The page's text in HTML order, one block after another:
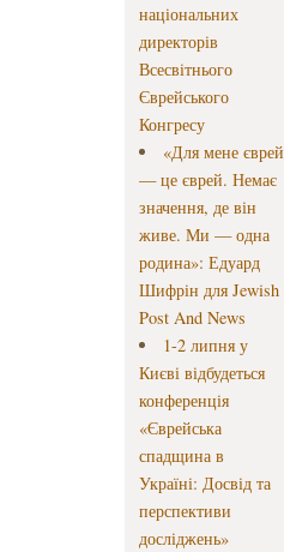
національних
директорів
Всесвітнього
Єврейського
Конгресу
«Для мене єврей
— це єврей. Немає
значення, де він
живе. Ми — одна
родина»: Едуард
Шифрін для Jewish
Post And News
1-2 липня у
Києві відбудеться
конференція
«Єврейська
спадщина в
Україні: Досвід та
перспективи
досліджень»